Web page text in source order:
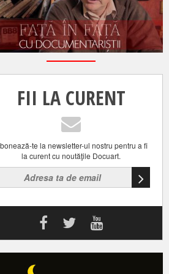
FII LA CURENT
te la newsletter-ul nostru pentru a fi
la curent cu noutăţile Docuart.